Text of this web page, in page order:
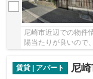
尼崎市近辺での物件
陽当たりが良いので
賃貸 | アパート
尼